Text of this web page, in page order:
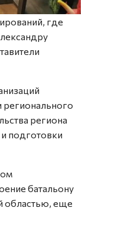
где
регионального
региона
подготовки
батальону
областью, еще